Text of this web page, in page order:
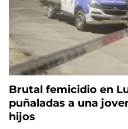
Brutal femicidio en
puñaladas a una
hijos